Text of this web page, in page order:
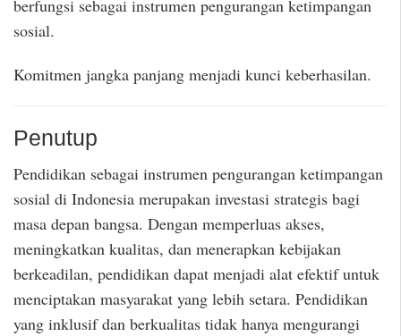
berfungsi sebagai instrumen pengurangan ketimpangan
sosial.
Komitmen jangka panjang menjadi kunci keberhasilan.
Penutup
Pendidikan sebagai instrumen pengurangan ketimpangan
sosial di Indonesia merupakan investasi strategis bagi
masa depan bangsa. Dengan memperluas akses,
meningkatkan kualitas, dan menerapkan kebijakan
berkeadilan, pendidikan dapat menjadi alat efektif untuk
menciptakan masyarakat yang lebih setara. Pendidikan
yang inklusif dan berkualitas tidak hanya mengurangi